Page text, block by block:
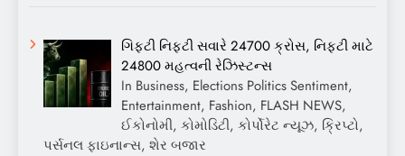
ગિફ્ટી નિફ્ટી સવારે 24700 ક્રોસ, નિફ્ટી માટે
24800 મહત્વની રેઝિસ્ટન્સ
In Business, Elections Politics Sentiment,
Entertainment, Fashion, FLASH NEWS,
ઈકોનોમી, કોમોડિટી, કોર્પોરેટ ન્યૂઝ, ક્રિપ્ટો,
પર્સનલ ફાઇનાન્સ, શેર બજાર